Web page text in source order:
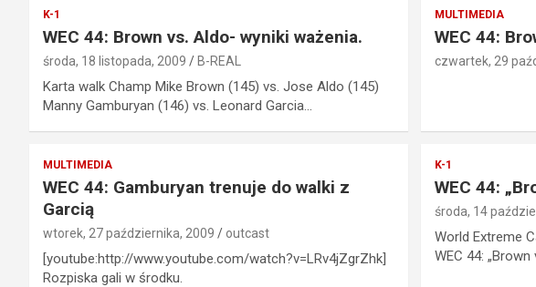
K-1
WEC 44: Brown vs. Aldo- wyniki ważenia.
środa, 18 listopada, 2009 B-REAL
Karta walk Champ Mike Brown (145) vs. Jose Aldo (145)
Manny Gamburyan (146) vs. Leonard Garcia…
MULTIMEDIA
WEC 44:
czwartek, 29
MULTIMEDIA
WEC 44: Gamburyan trenuje do walki z
Garcią
wtorek, 27 października, 2009 outcast
[youtube:http://www.youtube.com/watch?v=LRv4jZgrZhk]
Rozpiska gali w środku.
K-1
WEC 44:
środa, 14
World Extreme
WEC 44: